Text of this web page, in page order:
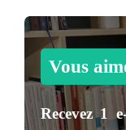
Vous
Recevez1